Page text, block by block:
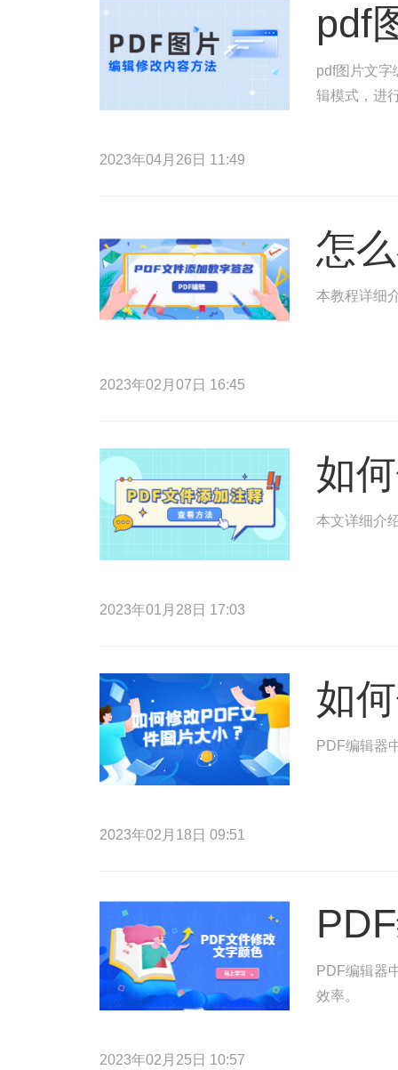
pdf
pdf图片文字
辑模式，进
2023年04月26日 11:49
怎
本教程详细
2023年02月07日 16:45
如
本文详细介
2023年01月28日 17:03
如
PDF编辑器
2023年02月18日 09:51
PDF编辑器
效率。
2023年02月25日 10:57